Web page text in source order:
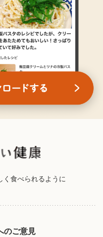
く食べられるように
のご意見